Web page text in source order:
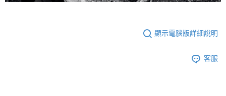
顯示電腦版詳細說明
客服